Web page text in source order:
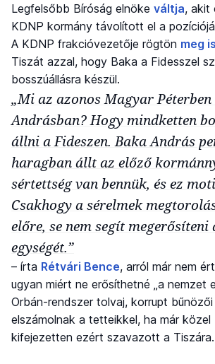
Legfelsőbb Bíróság elnöke váltja, akit
KDNP kormány távolított el a
A KDNP frakcióvezetője rögtön meg
Tiszát azzal, hogy Baka a Fidesszel
bosszúállásra készül.
„Mi az azonos Magyar Péterben
Andrásban? Hogy mindketten
állni a Fideszen. Baka András
haragban állt az előző
sértettség van bennük, és ez
Csakhogy a sérelmek
előre, se nem segít megerősíteni
egységét.”
– írta Rétvári Bence, arról már nem
ugyan miért ne erősíthetné „a nemzet
Orbán-rendszer tolvaj, korrupt
elszámolnak a tetteikkel, ha már
kifejezetten ezért szavazott a Tiszára.